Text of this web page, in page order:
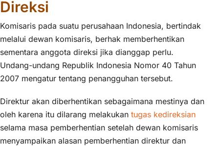
Direksi
Komisaris pada suatu perusahaan Indonesia, bertindak
melalui dewan komisaris, berhak memberhentikan
sementara anggota direksi jika dianggap perlu.
Undang-undang Republik Indonesia Nomor 40 Tahun
2007 mengatur tentang penangguhan tersebut.
Direktur akan diberhentikan sebagaimana mestinya dan
oleh karena itu dilarang melakukan tugas kedireksian
selama masa pemberhentian setelah dewan komisaris
menyampaikan alasan pemberhentian direktur dan